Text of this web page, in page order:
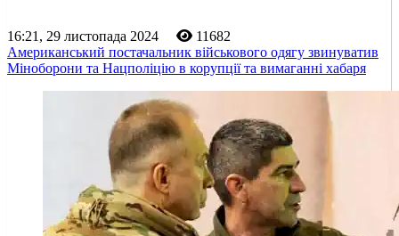
16:21, 29 листопада 2024
11682
Американський постачальник військового одягу звинуватив
Міноборони та Нацполіцію в корупції та вимаганні хабаря